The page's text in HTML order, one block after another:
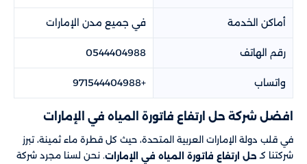
أماكن الخدمة في جميع مدن الإمارات
رقم الهاتف 0544404988
واتساب +971544404988
افضل شركة حل ارتفاع فاتورة المياه في الإمارات
في قلب دولة الإمارات العربية المتحدة، حيث كل قطرة ماء ثمينة، تبرز
شركتنا كـ حل ارتفاع فاتورة المياه في الإمارات. نحن لسنا مجرد شركة